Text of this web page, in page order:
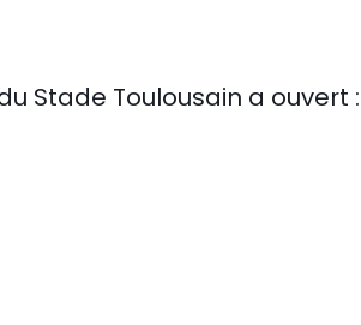
Stade Toulousain a ouvert